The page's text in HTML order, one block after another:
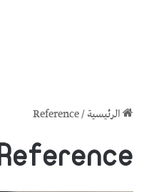
الرئيسية/
Reference
Reference